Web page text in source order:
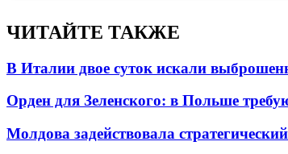
ЧИТАЙТЕ ТАКЖЕ
В Италии двое суток искали
Орден для Зеленского: в Польше
Молдова задействовала